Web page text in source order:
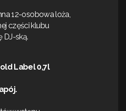
12-osobowa loża,
części klubu
DJ-ską.
Label 0,7l